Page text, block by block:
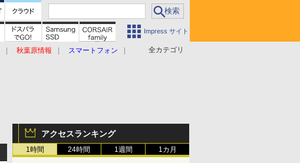
Impress サイト
全カテゴリ
秋葉原情報
スマートフォン
アクセスランキング
1時間 24時間 1週間 1カ月